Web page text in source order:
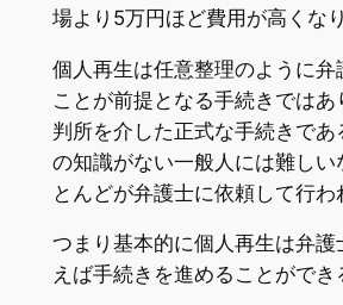
場より5万円ほど費用が高くなり
個人再生は任意整理のように弁
ことが前提となる手続きでは
判所を介した正式な手続きで
の知識がない一般人には難しい
とんどが弁護士に依頼して行わ
つまり基本的に個人再生は弁護
えば手続きを進めることができ